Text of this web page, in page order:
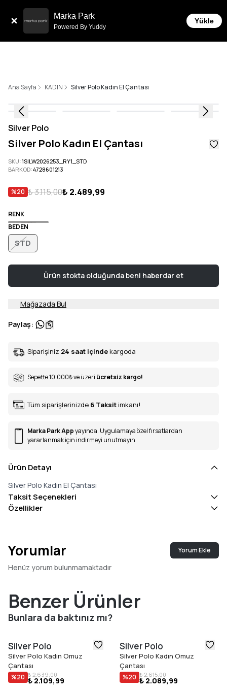
Marka Park
Powered By Yuddy
Yükle
Ana Sayfa KADIN Silver Polo Kadın El Çantası
Silver Polo
Silver Polo Kadın El Çantası
SKU:1SILW2026253_RY1_STD
BARKOD:4728601213
%20 ₺ 3.115,00₺ 2.489,99
RENK
BEDEN
STD
Ürün stokta olduğunda beni haberdar et
Mağazada Bul
Paylaş:
Siparişiniz 24 saat içinde kargoda
Sepette 10.000₺ve üzeri ücretsiz kargo!
Tüm siparişlerinizde 6 Taksit imkanı!
Marka Park Appyayında. Uygulamaya özel fırsatlardan
yararlanmak için indirmeyi unutmayın
Ürün Detayı
Silver Polo Kadın El Çantası
Taksit Seçenekleri
Özellikler
Yorumlar Yorum Ekle
Henüz yorum bulunmamaktadır
Benzer Ürünler
Bunlara da baktınız mı?
Silver Polo
Silver Polo Kadın Omuz
Çantası
%20 ₺ 2.639,00
₺ 2.109,99
Silver Polo
Silver Polo Kadın Omuz
Çantası
%20 ₺ 2.615,00
₺ 2.089,99